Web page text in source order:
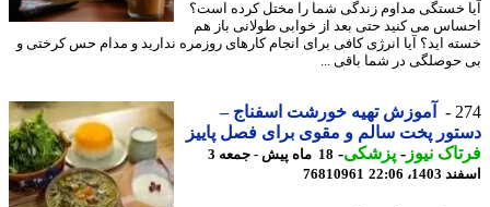
خستگی مداوم زندگی شما را مختل کرده است؟
می کنید حتی بعد از خوابی طولانی باز هم
اید؟ آیا انرژی کافی برای انجام کارهای روزمره ندارید و مدام حس کرختی و
در شما باقی ...
آموزش تهیه خورشت اسفناج –
پخت سالم و مقوی برای فصل پاییز
نیوز-پزشکی-
18 ماه پیش - جمعه 3
22:06
76810961